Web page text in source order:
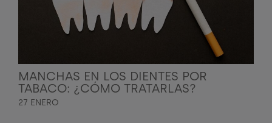
MANCHAS EN LOS DIENTES POR
TABACO: ¿CÓMO TRATARLAS?
27 ENERO